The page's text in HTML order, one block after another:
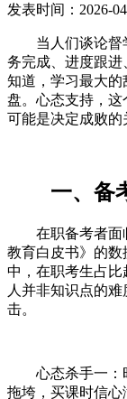
发表时间：2026-
当人们谈论
务完成、进度跟
知道，学习最大
盘。心态支持，
可能是决定成败的
一、备
在职备考者面
教育白皮书》的数
中，在职考生占
人并非知识点的
击。
心态杀手一：
拖垮，买课时信心